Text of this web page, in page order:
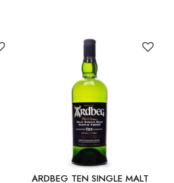
ARDBEG TEN SINGLE MALT